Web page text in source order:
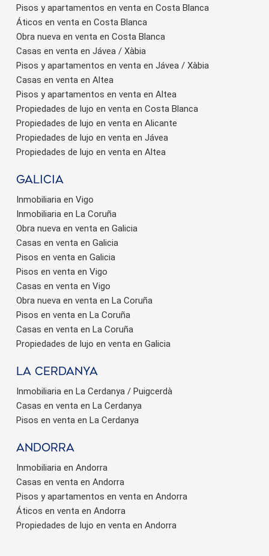
Pisos y apartamentos en venta en Costa Blanca
Áticos en venta en Costa Blanca
Obra nueva en venta en Costa Blanca
Casas en venta en Jávea / Xàbia
Pisos y apartamentos en venta en Jávea / Xàbia
Casas en venta en Altea
Pisos y apartamentos en venta en Altea
Propiedades de lujo en venta en Costa Blanca
Propiedades de lujo en venta en Alicante
Propiedades de lujo en venta en Jávea
Propiedades de lujo en venta en Altea
Galicia
Inmobiliaria en Vigo
Inmobiliaria en La Coruña
Obra nueva en venta en Galicia
Casas en venta en Galicia
Pisos en venta en Galicia
Pisos en venta en Vigo
Casas en venta en Vigo
Obra nueva en venta en La Coruña
Pisos en venta en La Coruña
Casas en venta en La Coruña
Propiedades de lujo en venta en Galicia
La Cerdanya
Inmobiliaria en La Cerdanya / Puigcerdà
Casas en venta en La Cerdanya
Pisos en venta en La Cerdanya
Andorra
Inmobiliaria en Andorra
Casas en venta en Andorra
Pisos y apartamentos en venta en Andorra
Áticos en venta en Andorra
Propiedades de lujo en venta en Andorra